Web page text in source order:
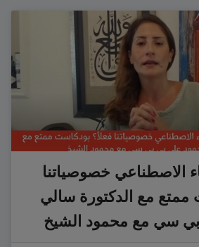
الاصطناعي خصوصياتنا
ممتع مع الدكتورة سالي
سي مع محمود الشيخ